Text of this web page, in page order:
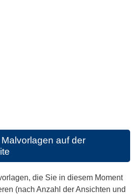
auf der
die Sie in diesem Moment
(nach Anzahl der Ansichten und